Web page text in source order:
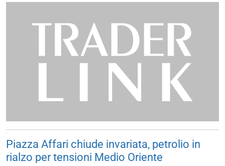
Piazza Affari chiude invariata, petrolio in
rialzo per tensioni Medio Oriente